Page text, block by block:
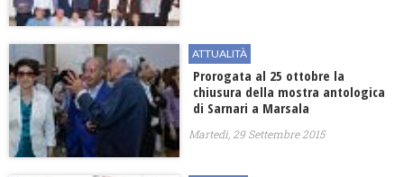
ATTUALITÀ
Prorogata al 25 ottobre la
chiusura della mostra antologica
di Sarnari a Marsala
Martedì, 29 Settembre 2015